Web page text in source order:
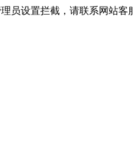
员设置拦截，请联系网站客